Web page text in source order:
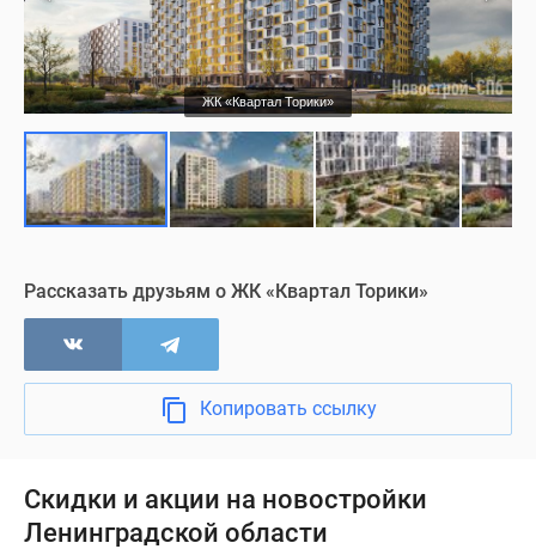
ЖК «Квартал Торики»
Рассказать друзьям о ЖК «Квартал Торики»
Копировать ссылку
Скидки и акции на новостройки
Ленинградской области